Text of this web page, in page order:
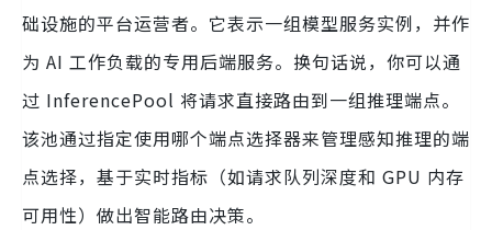
础设施的平台运营者。它表示一组模型服务实例，并作
为 AI 工作负载的专用后端服务。换句话说，你可以通
过 InferencePool 将请求直接路由到一组推理端点。
该池通过指定使用哪个端点选择器来管理感知推理的端
点选择，基于实时指标（如请求队列深度和 GPU 内存
可用性）做出智能路由决策。